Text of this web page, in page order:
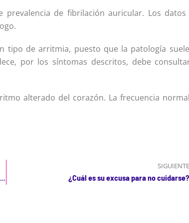
prevalencia de fibrilación auricular. Los datos
tipo de arritmia, puesto que la patología
por los síntomas descritos, debe
alterado del corazón. La frecuencia
SIGUIENTE
¿Cuál es su excusa para no cuidarse?